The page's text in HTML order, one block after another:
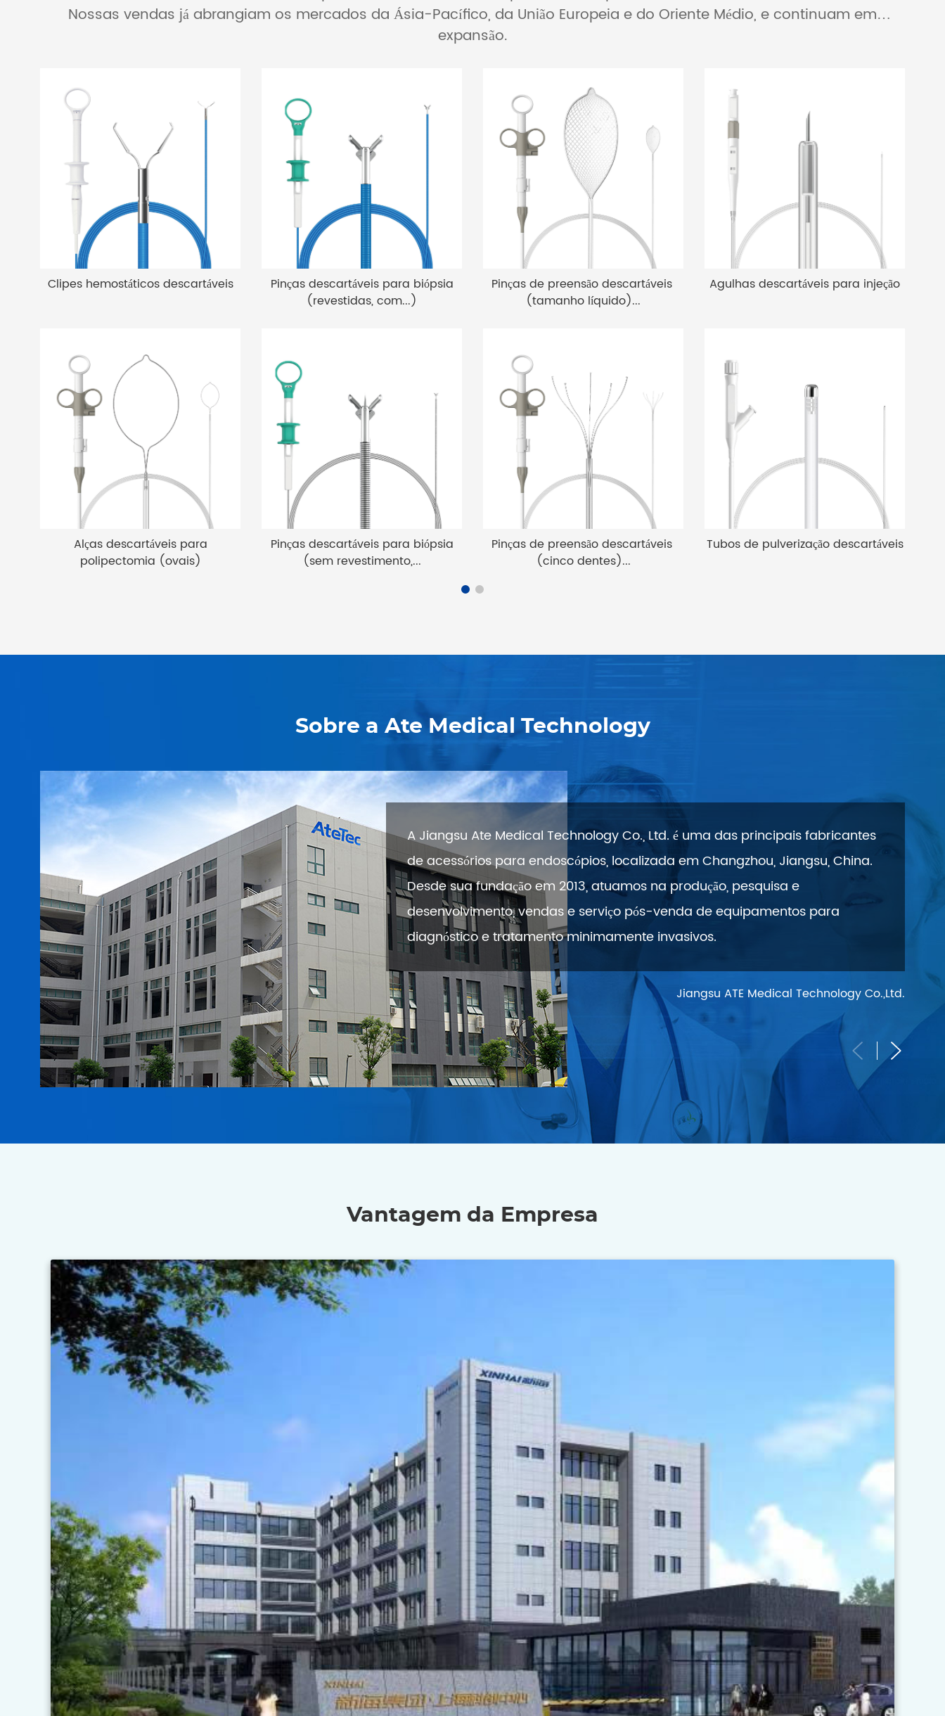
Nossas vendas já abrangiam os mercados da Ásia-Pacífico, da União Europeia e do Oriente Médio, e continuam em
expansão.
Clipes hemostáticos descartáveis
Alças descartáveis ​​para
polipectomia (ovais)
Pinças descartáveis ​​para biópsia
(revestidas, com...)
Pinças descartáveis ​​para biópsia
(sem revestimento,...
Pinças de preensão descartáveis ​​
(tamanho líquido)...
Pinças de preensão descartáveis ​​
(cinco dentes)...
Agulhas descartáveis ​​para injeção
Tubos de pulverização descartáveis
Sobre a Ate Medical Technology
A Jiangsu Ate Medical Technology Co., Ltd. é uma das principais fabricantes
de acessórios para endoscópios, localizada em Changzhou, Jiangsu, China.
Desde sua fundação em 2013, atuamos na produção, pesquisa e
desenvolvimento, vendas e serviço pós-venda de equipamentos para
diagnóstico e tratamento minimamente invasivos.
Jiangsu ATE Medical Technology Co.,Ltd.
Vantagem da Empresa